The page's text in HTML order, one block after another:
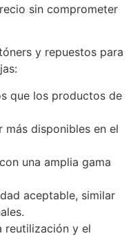
sin comprometer
y repuestos para
que los productos de
más disponibles en el
una amplia gama
aceptable, similar
reutilización y el